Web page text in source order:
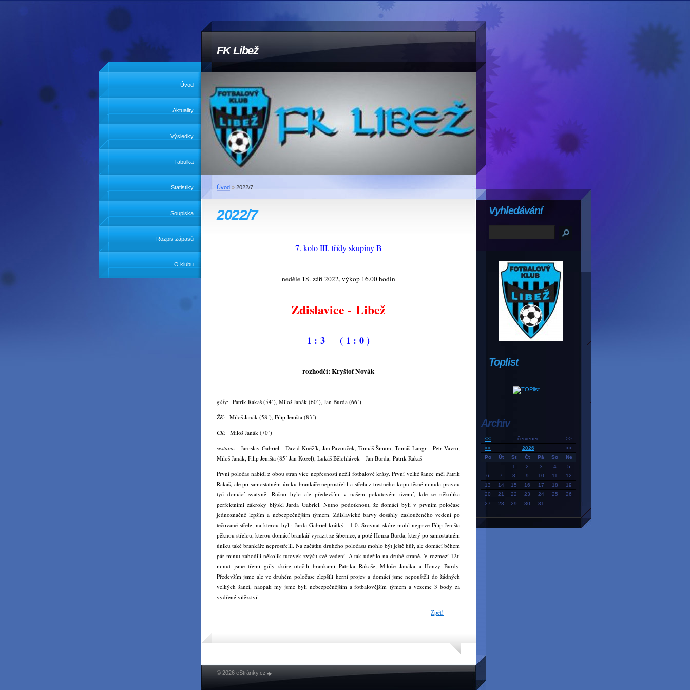
FK Libež
Úvod
Aktuality
Výsledky
Tabulka
Statistiky
Soupiska
Rozpis zápasů
O klubu
Úvod » 2022/7
2022/7
7. kolo III. třídy skupiny B
neděle 18. září 2022, výkop 16.00 hodin
Zdislavice - Libež
1 : 3 ( 1 : 0 )
rozhodčí: Kryštof Novák
góly: Patrik Rakaš (54´), Miloš Janák (60´), Jan Burda (66´)
ŽK: Miloš Janák (58´), Filip Jeništa (83´)
ČK: Miloš Janák (70´)
sestava: Jaroslav Gabriel - David Kněžík, Jan Pavouček, Tomáš Šimon, Tomáš Langr - Petr Vavro,
Miloš Janák, Filip Jeništa (85´ Jan Kozel), Lukáš Bělohlávek - Jan Burda, Patrik Rakaš
První poločas nabídl z obou stran více nepřesností nežli fotbalové krásy. První velké šance měl Patrik
Rakaš, ale po samostatném úniku brankáře neprostřelil a střela z trestného kopu těsně minula pravou
tyč domácí svatyně. Rušno bylo ale především v našem pokutovém území, kde se několika
perfektními zákroky blýskl Jarda Gabriel. Nutno podotknout, že domácí byli v prvním poločase
jednoznačně lepším a nebezpečnějším týmem. Zdislavické barvy dosáhly zaslouženého vedení po
tečované střele, na kterou byl i Jarda Gabriel krátký - 1:0. Srovnat skóre mohl nejprve Filip Jeništa
pěknou střelou, kterou domácí brankář vyrazit ze šibenice, a poté Honza Burda, který po samostatném
úniku také brankáře neprostřelil. Na začátku druhého poločasu mohlo být ještě hůř, ale domácí během
pár minut zahodili několik tutovek zvýšit své vedení. A tak udeřilo na druhé straně. V rozmezí 12ti
minut jsme třemi góly skóre otočili brankami Patrika Rakaše, Miloše Janáka a Honzy Burdy.
Především jsme ale ve druhém poločase zlepšili herní projev a domácí jsme nepouštěli do žádných
velkých šancí, naopak my jsme byli nebezpečnějším a fotbalovějším týmem a vezeme 3 body za
vydřené vítězství.
Zpět!
Toplist
Vyhledávání
Archiv
<< červenec
>>
<<
2026
>>
Po
Út St Čt Pá So
Ne
1
2 3 4
5
6
7 8 9 10 11
12
13
14 15 16 17 18
19
20
21 22 23 24 25
26
27
28 29 30 31
© 2026 eStránky.cz